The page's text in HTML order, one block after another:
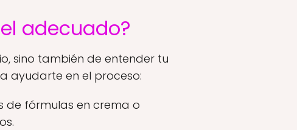
adecuado?
sino también de entender tu
ayudarte en el proceso:
de fórmulas en crema o